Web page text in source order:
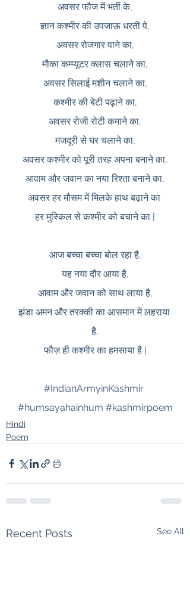
अवसर फौज में भर्ती के,
ज्ञान कश्मीर की उपजाऊ धरती पे,
अवसर रोजगार पाने का,
मौका कम्प्यूटर क्लास चलाने का,
अवसर सिलाई मशीन चलाने का,
कश्मीर की बेटी पढ़ाने का,
अवसर रोजी रोटी कमाने का,
मजदूरी से घर चलाने का,
अवसर कश्मीर को पूरी तरह अपना बनाने का,
आवाम और जवान का नया रिश्ता बनाने का,
अवसर हर मौसम में मिलके हाथ बढ़ाने का
हर मुस्किल से कश्मीर को बचाने का |
आज बच्चा बच्चा बोल रहा है,
यह नया दौर आया है,
आवाम और जवान को साथ लाया है,
झंडा अमन और तरक्की का आसमान में लहराया
है,
फौज़ ही कश्मीर का हमसाया है |
#IndianArmyinKashmir
#humsayahainhum #kashmirpoem
Hindi
Poem
Recent Posts See All